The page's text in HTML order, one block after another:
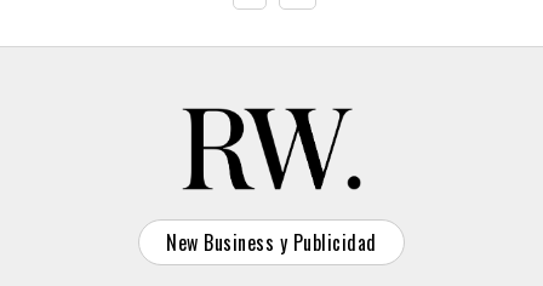
New Business y Publicidad